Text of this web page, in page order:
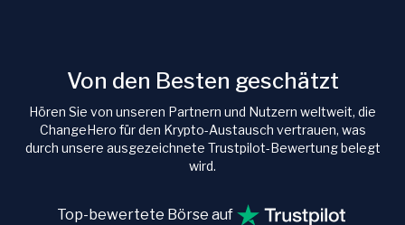
Von den Besten geschätzt
Hören Sie von unseren Partnern und Nutzern weltweit, die
ChangeHero für den Krypto-Austausch vertrauen, was
durch unsere ausgezeichnete Trustpilot-Bewertung belegt
wird.
Top-bewertete Börse auf